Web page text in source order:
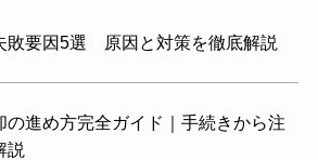
敗要因5選 原因と対策を徹底解説
の進め方完全ガイド｜手続きから注
説